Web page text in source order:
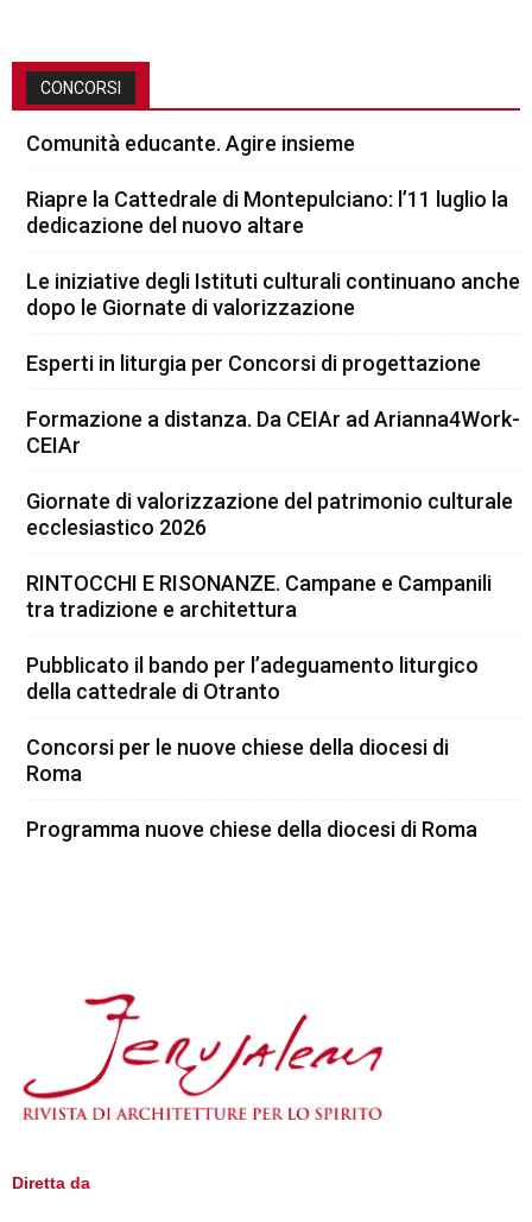
CONCORSI
Comunità educante. Agire insieme
Riapre la Cattedrale di Montepulciano: l’11 luglio la
dedicazione del nuovo altare
Le iniziative degli Istituti culturali continuano anche
dopo le Giornate di valorizzazione
Esperti in liturgia per Concorsi di progettazione
Formazione a distanza. Da CEIAr ad Arianna4Work-
CEIAr
Giornate di valorizzazione del patrimonio culturale
ecclesiastico 2026
RINTOCCHI E RISONANZE. Campane e Campanili
tra tradizione e architettura
Pubblicato il bando per l’adeguamento liturgico
della cattedrale di Otranto
Concorsi per le nuove chiese della diocesi di
Roma
Programma nuove chiese della diocesi di Roma
Diretta da